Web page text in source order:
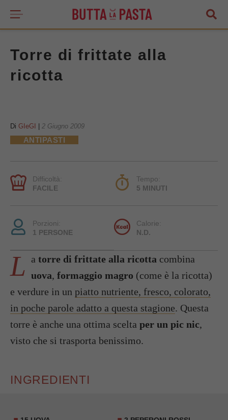
Torre di frittate alla
ricotta
Di GIeGI 2 Giugno 2009
ANTIPASTI
Difficoltà:
FACILE
Tempo:
5 MINUTI
Porzioni:
1 PERSONE
Calorie:
N.D.
L a torre di frittate alla ricotta combina
uova, formaggio magro (come è la ricotta)
e verdure in un piatto nutriente, fresco, colorato,
in poche parole adatto a questa stagione. Questa
torre è anche una ottima scelta per un pic nic,
visto che si trasporta benissimo.
INGREDIENTI